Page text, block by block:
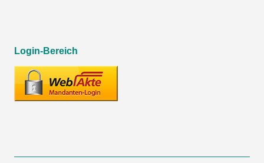
Login-Bereich